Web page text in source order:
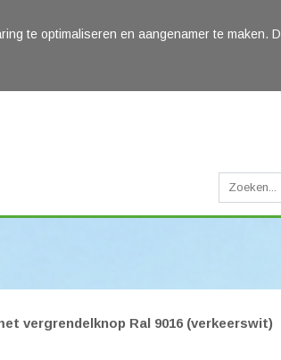
te optimaliseren en aangenamer te maken.
vergrendelknop Ral 9016 (verkeerswit)